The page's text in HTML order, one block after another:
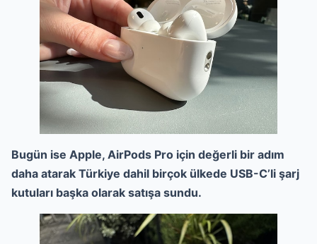
Bugün ise Apple, AirPods Pro için değerli bir adım
daha atarak Türkiye dahil birçok ülkede USB-C’li şarj
kutuları başka olarak satışa sundu.